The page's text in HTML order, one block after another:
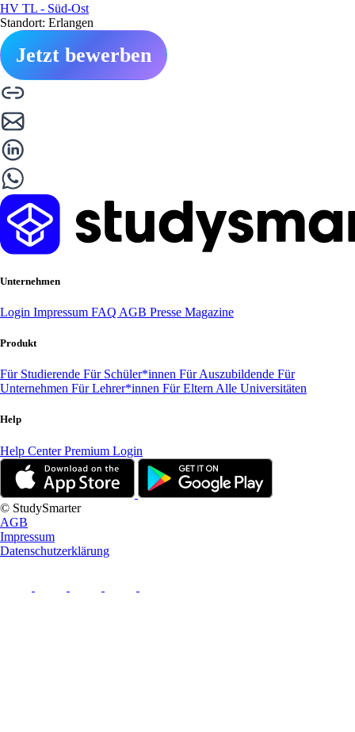
HV TL - Süd-Ost
Standort: Erlangen
Jetzt bewerben
Unternehmen
Login Impressum FAQ AGB Presse Magazine
Produkt
Für Studierende Für Schüler*innen Für Auszubildende Für
Unternehmen Für Lehrer*innen Für Eltern Alle Universitäten
Help
Help CenterPremium Login
© StudySmarter
AGB
Impressum
Datenschutzerklärung